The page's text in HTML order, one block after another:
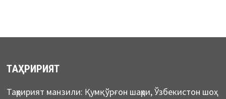
ТАҲРИРИЯТ
Таҳририят манзили: Қумқўрғон шаҳри, Ўзбекистон шоҳ